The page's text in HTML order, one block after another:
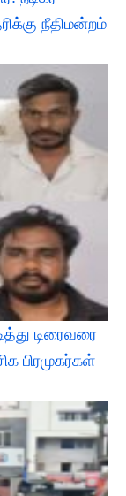
நீதிமன்றம்
டிரைவரை
பிரமுகர்கள்